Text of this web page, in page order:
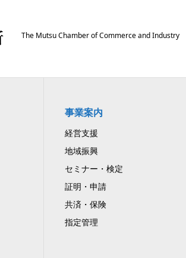
The Mutsu Chamber of Commerce and Industry
事業案内
経営支援
地域振興
セミナー・検定
証明・申請
共済・保険
指定管理